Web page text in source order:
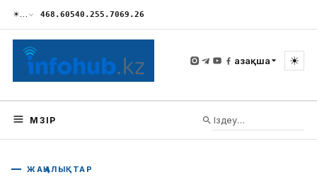
☀… 468.60540.255.7069.26
Қазақша ☀
МӘЗІР
ЖАҢАЛЫҚТАР